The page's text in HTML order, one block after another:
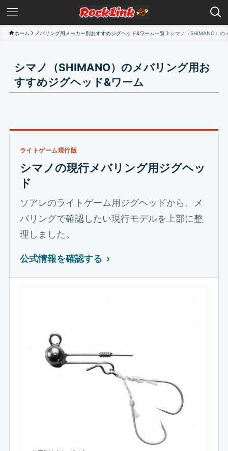
ホーム メバリング用メーカー別おすすめジグヘッド&ワーム一覧 シマノ（SHIMANO）の
シマノ（SHIMANO）のメバリング用お
すすめジグヘッド&ワーム
ライトゲーム現行版
シマノの現行メバリング用ジグヘッ
ド
ソアレのライトゲーム用ジグヘッドから、メ
バリングで確認したい現行モデルを上部に整
理しました。
公式情報を確認する